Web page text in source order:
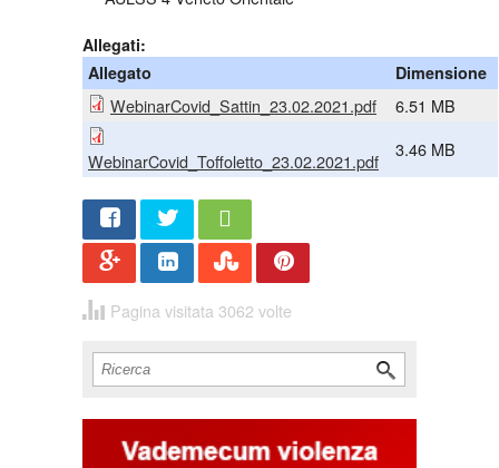
Allegati:
Allegato
Dimensione
WebinarCovid_Sattin_23.02.2021.pdf 6.51 MB
WebinarCovid_Toffoletto_23.02.2021.pdf
3.46 MB
Share Twee
Pagina visitata 3062 volte
Form di ricerca
Cerca